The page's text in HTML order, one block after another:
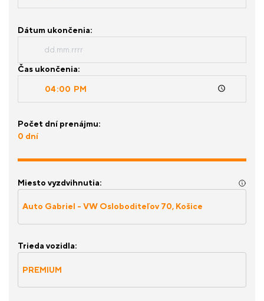
Dátum ukončenia:
Čas ukončenia:
Počet dní prenájmu:
0 dní
Miesto vyzdvihnutia:
Trieda vozidla: